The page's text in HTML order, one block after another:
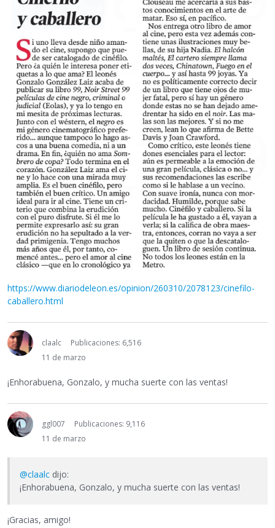
https://www.diariodeleon.es/opinion/260310/2078123/cinefilo-
caballero.html
claalc
Publicaciones: 6,516
11 de marzo
¡Enhorabuena, Gonzalo, y mucha suerte con las ventas!
ggl007
Publicaciones: 9,116
11 de marzo
@claalc dijo:
¡Enhorabuena, Gonzalo, y mucha suerte con las ventas!
¡Gracias, amigo!